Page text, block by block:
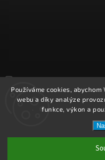
Používáme cookies,
webu a díky analýze
funkce, výkon a
Copyright 2026
Upravit
Shoptet